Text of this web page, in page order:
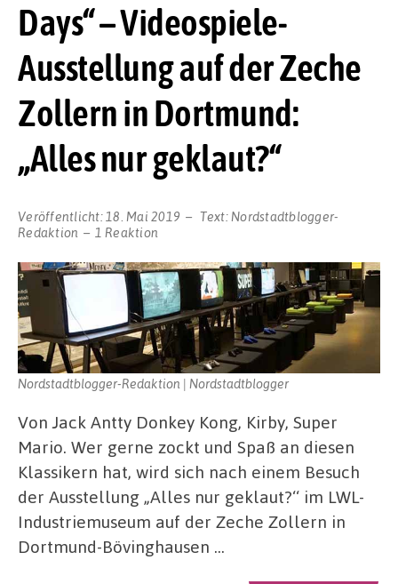
Days“ – Videospiele-
Ausstellung auf der Zeche
Zollern in Dortmund:
„Alles nur geklaut?“
Veröffentlicht: 18. Mai 2019 Text: Nordstadtblogger-
Redaktion
1 Reaktion
Nordstadtblogger-Redaktion | Nordstadtblogger
Von Jack Antty Donkey Kong, Kirby, Super
Mario. Wer gerne zockt und Spaß an diesen
Klassikern hat, wird sich nach einem Besuch
der Ausstellung „Alles nur geklaut?‘‘ im LWL-
Industriemuseum auf der Zeche Zollern in
Dortmund-Bövinghausen …